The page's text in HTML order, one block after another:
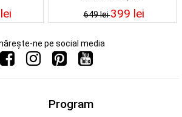
649 lei399 lei
ne pe social media
Program